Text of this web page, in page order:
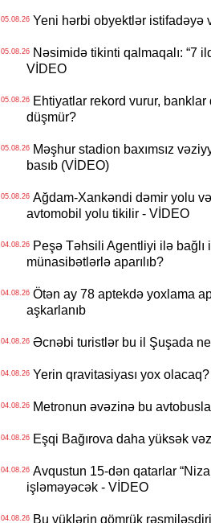
05.08.26Yeni hərbi obyektlər istifadəyə
05.08.26Nəsimidə tikinti qalmaqalı: “7
VİDEO
05.08.26Ehtiyatlar rekord vurur, banklar
düşmür?
05.08.26Məşhur stadion baxımsız
basıb (VİDEO)
05.08.26Ağdam-Xankəndi dəmir yolu
avtomobil yolu tikilir - VİDEO
04.08.26Peşə Təhsili Agentliyi ilə bağlı
münasibətlərlə aparılıb?
04.08.26Ötən ay 78 aptekdə yoxlama
aşkarlanıb
04.08.26Əcnəbi turistlər bu il Şuşada
04.08.26Yerin qravitasiyası yox
04.08.26Metronun əvəzinə bu
04.08.26Eşqi Bağırova daha yüksək
04.08.26Avqustun 15-dən qatarlar
işləməyəcək - VİDEO
04.08.26Bu yüklərin gömrük